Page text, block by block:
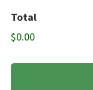
Total
$0.00